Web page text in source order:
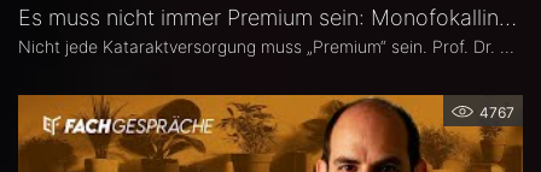
Es muss nicht immer Premium sein: Monofokallinsen – Prof. Dr. Anja Liekfeld
4767